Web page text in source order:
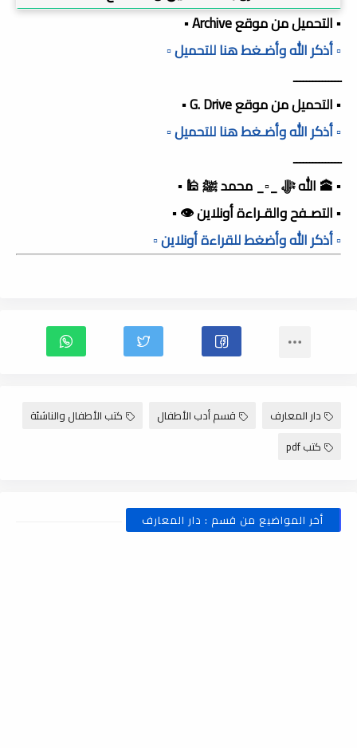
▪️ التحميل من موقع Archive ▪️
▫️ أذكر الله وأضـغط هنا للتحميل ▫️
ـــــــــــــــ
▪️ التحميل من موقع G. Drive ▪️
▫️ أذكر الله وأضـغط هنا للتحميل ▫️
ـــــــــــــــ
▪️ 🕋 الله ﷻ _▫️_ محمد ﷺ 🕌 ▪️
▪️ التصـفح والقـراءة أونلاين 👁️ ▪️
▫️ أذكر الله وأضغط للقراءة أونلاين ▫️
دار المعارف قسم أدب الأطفال
كتب الأطفال والناشئة
كتب pdf
أخر المواضيع من قسم : دار المعارف